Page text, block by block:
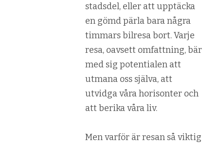
stadsdel, eller att upptäcka
en gömd pärla bara några
timmars bilresa bort. Varje
resa, oavsett omfattning, bär
med sig potentialen att
utmana oss själva, att
utvidga våra horisonter och
att berika våra liv.
Men varför är resan så viktig